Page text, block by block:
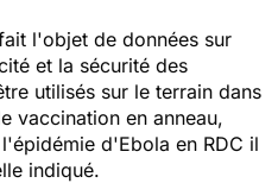
l'objet de données sur
et la sécurité des
utilisés sur le terrain dans
vaccination en anneau,
d'Ebola en RDC il
indiqué.